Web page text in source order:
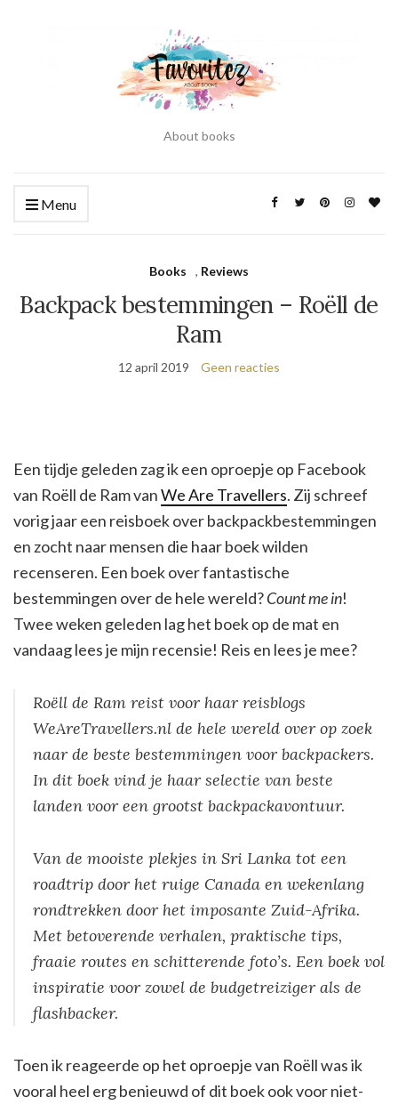
About books
Menu
Books , Reviews
Backpack bestemmingen – Roëll de
Ram
12 april 2019 Geen reacties
Een tijdje geleden zag ik een oproepje op Facebook
van Roëll de Ram vanWe Are Travellers. Zij schreef
vorig jaar een reisboek over backpackbestemmingen
en zocht naar mensen die haar boek wilden
recenseren. Een boek over fantastische
bestemmingen over de hele wereld?Count me in!
Twee weken geleden lag het boek op de mat en
vandaag lees je mijn recensie! Reis en lees je mee?
Roëll de Ram reist voor haar reisblogs
WeAreTravellers.nl de hele wereld over op zoek
naar de beste bestemmingen voor backpackers.
In dit boek vind je haar selectie van beste
landen voor een grootst backpackavontuur.
Van de mooiste plekjes in Sri Lanka tot een
roadtrip door het ruige Canada en wekenlang
rondtrekken door het imposante Zuid-Afrika.
Met betoverende verhalen, praktische tips,
fraaie routes en schitterende foto’s. Een boek vol
inspiratie voor zowel de budgetreiziger als de
flashbacker.
Toen ik reageerde op het oproepje van Roëll was ik
vooral heel erg benieuwd of dit boek ook voor niet-